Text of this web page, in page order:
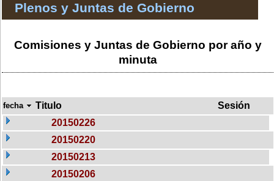
Plenos y Juntas de Gobierno
Comisiones y Juntas de Gobierno por año y
minuta
fecha Titulo
Sesión
20150226
20150220
20150213
20150206